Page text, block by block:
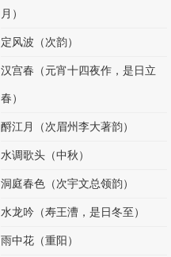
月）
定风波（次韵）
汉宫春（元宵十四夜作，是日立
春）
酹江月（次眉州李大著韵）
水调歌头（中秋）
洞庭春色（次宇文总领韵）
水龙吟（寿王漕，是日冬至）
雨中花（重阳）